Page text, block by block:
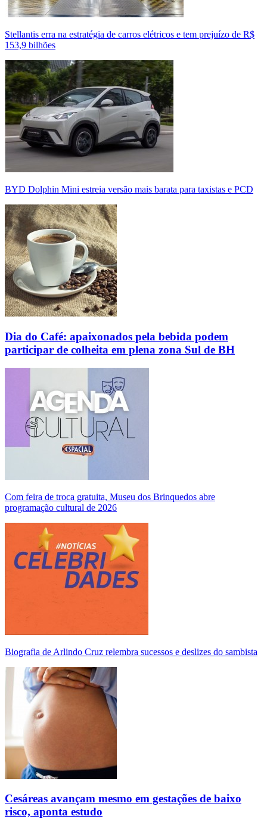
Stellantis erra na estratégia de carros elétricos e tem prejuízo de R$
153,9 bilhões
BYD Dolphin Mini estreia versão mais barata para taxistas e PCD
Dia do Café: apaixonados pela bebida podem
participar de colheita em plena zona Sul de BH
Com feira de troca gratuita, Museu dos Brinquedos abre
programação cultural de 2026
Biografia de Arlindo Cruz relembra sucessos e deslizes do sambista
Cesáreas avançam mesmo em gestações de baixo
risco, aponta estudo